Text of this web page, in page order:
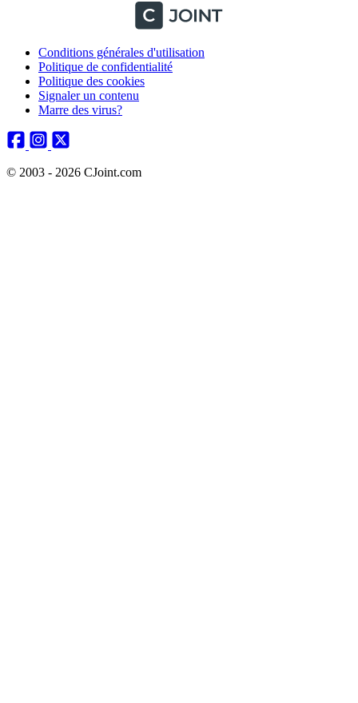
Conditions générales d'utilisation
Politique de confidentialité
Politique des cookies
Signaler un contenu
Marre des virus?
© 2003 - 2026 CJoint.com